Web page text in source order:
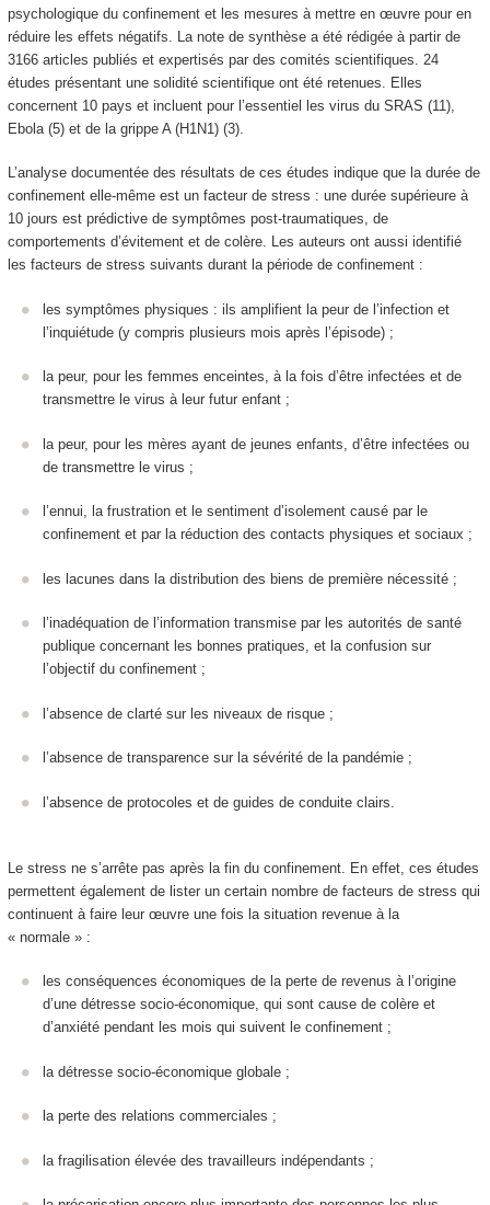
psychologique du confinement et les mesures à mettre en œuvre pour en
réduire les effets négatifs. La note de synthèse a été rédigée à partir de
3166 articles publiés et expertisés par des comités scientifiques. 24
études présentant une solidité scientifique ont été retenues. Elles
concernent 10 pays et incluent pour l’essentiel les virus du SRAS (11),
Ebola (5) et de la grippe A (H1N1) (3).
L’analyse documentée des résultats de ces études indique que la durée de
confinement elle-même est un facteur de stress : une durée supérieure à
10 jours est prédictive de symptômes post-traumatiques, de
comportements d’évitement et de colère. Les auteurs ont aussi identifié
les facteurs de stress suivants durant la période de confinement :
les symptômes physiques : ils amplifient la peur de l’infection et
l’inquiétude (y compris plusieurs mois après l’épisode) ;
la peur, pour les femmes enceintes, à la fois d’être infectées et de
transmettre le virus à leur futur enfant ;
la peur, pour les mères ayant de jeunes enfants, d’être infectées ou
de transmettre le virus ;
l’ennui, la frustration et le sentiment d’isolement causé par le
confinement et par la réduction des contacts physiques et sociaux ;
les lacunes dans la distribution des biens de première nécessité ;
l’inadéquation de l’information transmise par les autorités de santé
publique concernant les bonnes pratiques, et la confusion sur
l’objectif du confinement ;
l’absence de clarté sur les niveaux de risque ;
l’absence de transparence sur la sévérité de la pandémie ;
l’absence de protocoles et de guides de conduite clairs.
Le stress ne s’arrête pas après la fin du confinement. En effet, ces études
permettent également de lister un certain nombre de facteurs de stress qui
continuent à faire leur œuvre une fois la situation revenue à la
« normale » :
les conséquences économiques de la perte de revenus à l’origine
d’une détresse socio-économique, qui sont cause de colère et
d’anxiété pendant les mois qui suivent le confinement ;
la détresse socio-économique globale ;
la perte des relations commerciales ;
la fragilisation élevée des travailleurs indépendants ;